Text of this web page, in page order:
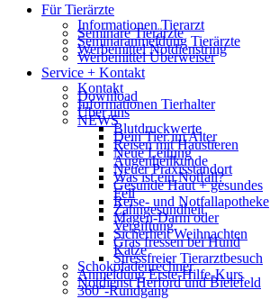
Für Tierärzte
Informationen Tierarzt
Seminare Tierärzte
Seminaranmeldung Tierärzte
Werbemittel Notdienstring
Werbemittel Überweiser
Service + Kontakt
Kontakt
Download
Informationen Tierhalter
Über uns
NEWS
Blutdruckwerte
Dein Tier im Alter
Reisen mit Haustieren
Neue Leitung
Augenheilkunde
Neuer Praxisstandort
Was ist ein Notfall?
Gesunde Haut + gesundes
Fell
Reise- und Notfallapotheke
Zahngesundheit
Magen-Darm oder
Vergiftung
Sicherheit Weihnachten
Gras fressen bei Hund
Katze
Stressfreier Tierarztbesuch
Schokoladenrechner
Anmeldung Erste-Hilfe-Kurs
Notdienst Herford und Bielefeld
360°-Rundgang